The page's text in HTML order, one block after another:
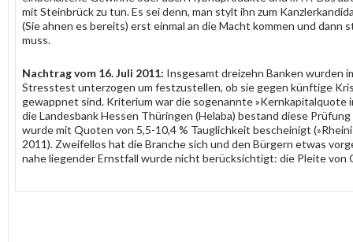
mit Steinbrück zu tun. Es sei denn, man stylt ihn zum
(Sie ahnen es bereits) erst einmal an die Macht kommen und dann
muss.
Nachtrag vom 16. Juli 2011: Insgesamt dreizehn Banken wurden
Stresstest unterzogen um festzustellen, ob sie gegen künftige
gewappnet sind. Kriterium war die sogenannte »Kernkapitalquote
die Landesbank Hessen Thüringen (Helaba) bestand diese
wurde mit Quoten von 5,5-10,4 % Tauglichkeit bescheinigt
2011). Zweifellos hat die Branche sich und den Bürgern etwas
nahe liegender Ernstfall wurde nicht berücksichtigt: die Pleite von